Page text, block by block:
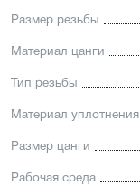
Размер резьбы
Материал цанги
Тип резьбы
Материал уплотнения
Размер цанги
Рабочая среда